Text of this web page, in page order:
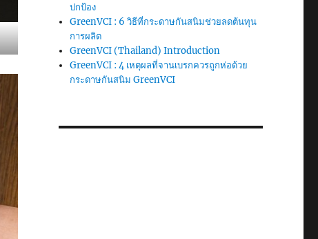
ปกป้อง
GreenVCI : 6 วิธีที่กระดาษกันสนิมช่วยลดต้นทุน
การผลิต
GreenVCI (Thailand) Introduction
GreenVCI : 4 เหตุผลที่จานเบรกควรถูกห่อด้วย
กระดาษกันสนิม GreenVCI